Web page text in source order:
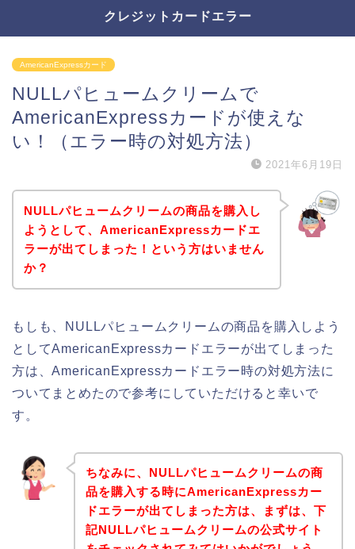
クレジットカードエラー
AmericanExpressカード
NULLパヒュームクリームで
AmericanExpressカードが使えな
い！（エラー時の対処方法）
2021年6月19日
NULLパヒュームクリームの商品を購入し
ようとして、AmericanExpressカードエ
ラーが出てしまった！という方はいません
か？
もしも、NULLパヒュームクリームの商品を購入しよう
としてAmericanExpressカードエラーが出てしまった
方は、AmericanExpressカードエラー時の対処方法に
ついてまとめたので参考にしていただけると幸いで
す。
ちなみに、NULLパヒュームクリームの商
品を購入する時にAmericanExpressカー
ドエラーが出てしまった方は、まずは、下
記NULLパヒュームクリームの公式サイト